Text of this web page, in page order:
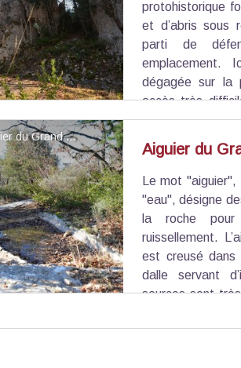
Voir l'image en plein écran
protohistorique
et d’abris sous
parti de
emplacement.
dégagée sur la
accès très
pierre se trouve la grotte Notre-Dame,
ainsi qu’un crâne humain datant de 3
Aiguier du Grand Zène - ©Chloé Giboin - PNR Mont-Ventoux
et rivières Aiguier du
Le mot
"eau", désigne
la roche pour
ruissellement.
est creusé dans
dalle servant
sources sont
pendant l’été.